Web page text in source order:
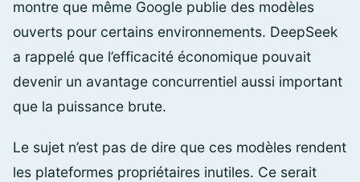
montre que même Google publie des modèles
ouverts pour certains environnements. DeepSeek
a rappelé que l’efficacité économique pouvait
devenir un avantage concurrentiel aussi important
que la puissance brute.
Le sujet n’est pas de dire que ces modèles rendent
les plateformes propriétaires inutiles. Ce serait